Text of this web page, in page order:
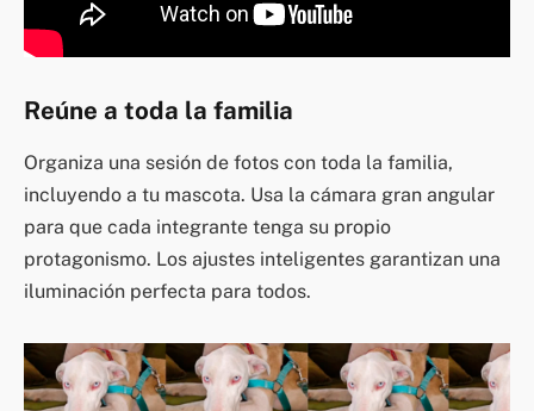
Reúne a toda la familia
Organiza una sesión de fotos con toda la familia,
incluyendo a tu mascota. Usa la cámara gran angular
para que cada integrante tenga su propio
protagonismo. Los ajustes inteligentes garantizan una
iluminación perfecta para todos.